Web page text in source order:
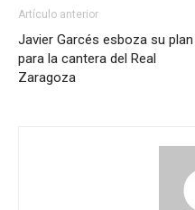
Artículo anterior
Javier Garcés esboza su plan
para la cantera del Real
Zaragoza